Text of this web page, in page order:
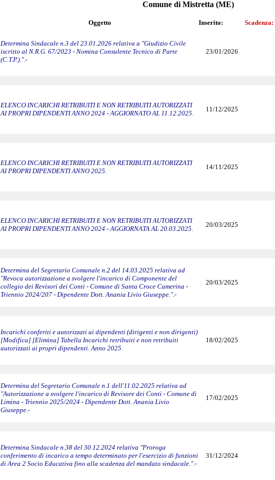
Comune di Mistretta (ME)
Oggetto Inserito: Scadenza:
Determina Sindacale n.3 del 23.01.2026 relativa a "Giudizio Civile
iscritto al N.R.G. 67/2023 - Nomina Consulente Tecnico di Parte
(C.T.P.).".-
23/01/2026
ELENCO INCARICHI RETRIBUITI E NON RETRIBUITI AUTORIZZATI
AI PROPRI DIPENDENTI ANNO 2024 - AGGIORNATO AL 11.12.2025.
11/12/2025
ELENCO INCARICHI RETRIBUITI E NON RETRIBUITI AUTORIZZATI
AI PROPRI DIPENDENTI ANNO 2025.
14/11/2025
ELENCO INCARICHI RETRIBUITI E NON RETRIBUITI AUTORIZZATI
AI PROPRI DIPENDENTI ANNO 2024 - AGGIORNATA AL 20.03.2025.
20/03/2025
Determina del Segretario Comunale n.2 del 14.03.2025 relativa ad
"Revoca autorizzazione a svolgere l'incarico di Componente del
collegio dei Revisori dei Conti - Comune di Santa Croce Camerina -
Triennio 2024/207 - Dipendente Dott. Anania Livio Giuseppe.".-
20/03/2025
Incarichi conferiti e autorizzati ai dipendenti (dirigenti e non dirigenti)
[Modifica] [Elimina] Tabella Incarichi retribuiti e non retribuiti
autorizzati ai propri dipendenti. Anno 2025.
18/02/2025
Determina del Segretario Comunale n.1 dell'11.02.2025 relativa ad
"Autorizzazione a svolgere l'incarico di Revisore dei Conti - Comune di
Limina - Triennio 2025/2024 - Dipendente Dott. Anania Livio
Giuseppe.-
17/02/2025
Determina Sindacale n.38 del 30.12.2024 relativa "Proroga
conferimento di incarico a tempo determinato per l'esercizio di funzioni
di Area 2 Socio Educativa fino alla scadenza del mandato sindacale.".-
31/12/2024